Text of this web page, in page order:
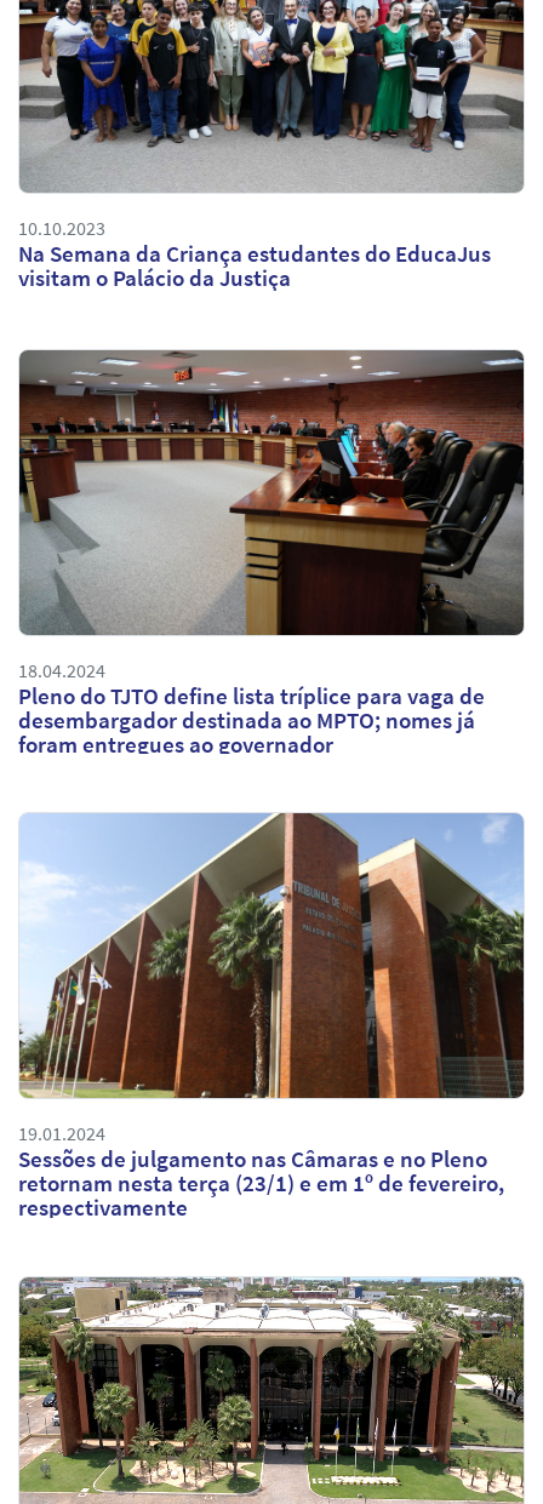
10.10.2023
Na Semana da Criança estudantes do EducaJus
visitam o Palácio da Justiça
18.04.2024
Pleno do TJTO define lista tríplice para vaga de
desembargador destinada ao MPTO; nomes já
foram entregues ao governador
19.01.2024
Sessões de julgamento nas Câmaras e no Pleno
retornam nesta terça (23/1) e em 1º de fevereiro,
respectivamente